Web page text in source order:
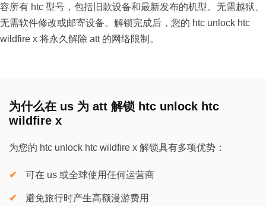
容所有 htc 型号，包括旧款设备和最新发布的机型。无需越狱、
无需软件修改或邮寄设备。解锁完成后，您的 htc unlock htc
wildfire x 将永久解除 att 的网络限制。
为什么在 us 为 att 解锁 htc unlock htc
wildfire x
为您的 htc unlock htc wildfire x 解锁具有多项优势：
可在 us 或全球使用任何运营商
避免旅行时产生高额漫游费用